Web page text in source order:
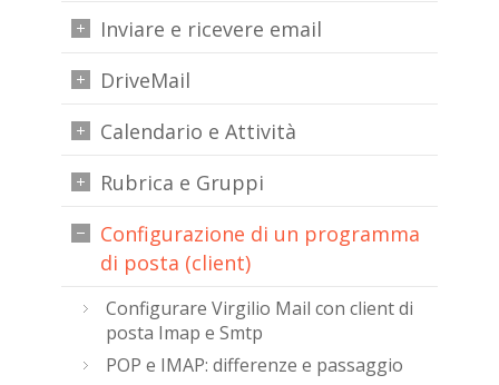
Inviare e ricevere email
DriveMail
Calendario e Attività
Rubrica e Gruppi
Configurazione di un programma
di posta (client)
Configurare Virgilio Mail con client di
posta Imap e Smtp
POP e IMAP: differenze e passaggio